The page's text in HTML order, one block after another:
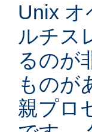
Unix
ルチス
るのが
ものが
親プロ